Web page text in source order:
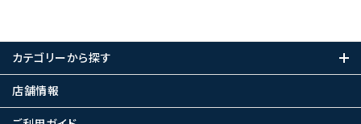
カテゴリーから探す
店舗情報